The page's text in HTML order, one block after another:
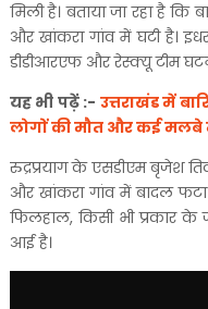
मिली है। बताया जा रहा है
और खांकरा गांव में घटी है।
डीडीआरएफ और रेस्क्यू टीम
यह भी पढ़ें :- उत्तराखंड में
लोगों की मौत और कई मलबे
रुद्रप्रयाग के एसडीएम बृजेश
और खांकरा गांव में बादल
फिलहाल, किसी भी प्रकार
आई है।